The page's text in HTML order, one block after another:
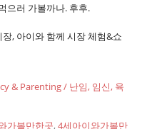
으러 가볼까나. 후후.
, 아이와 함께 시장 체험&쇼
& Parenting / 난임, 임신, 육
가볼만한곳,4세아이와가볼만